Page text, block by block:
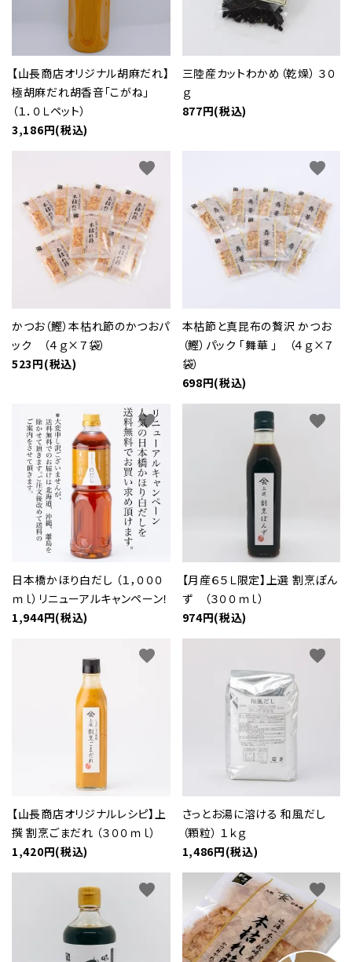
【山長商店オリジナル胡麻だれ】
極胡麻だれ胡香音「こがね」
（１．０Ｌペット）
3,186円(税込)
三陸産カットわかめ（乾燥） ３０
ｇ
877円(税込)
かつお（鰹）本枯れ節のかつおパ
ック （４ｇ×７袋）
523円(税込)
favorite
本枯節と真昆布の贅沢 かつお
（鰹）パック 「舞華 」 （４ｇ×７
袋）
698円(税込)
favorite
日本橋かほり白だし （１，０００
ｍｌ）リニューアルキャンペーン！
1,944円(税込)
favorite
【月産６５Ｌ限定】上選 割烹ぽん
ず （３００ｍｌ）
974円(税込)
favorite
【山長商店オリジナルレシピ】上
撰 割烹ごまだれ （３００ｍｌ）
1,420円(税込)
favorite
さっとお湯に溶ける 和風だし
（顆粒） １ｋｇ
1,486円(税込)
favorite
favorite favorite